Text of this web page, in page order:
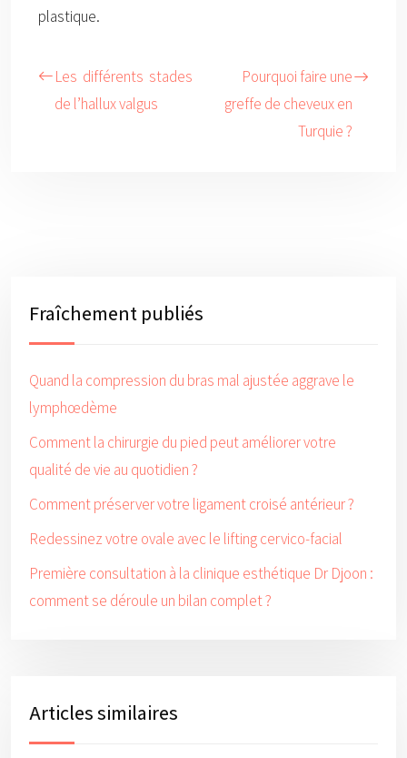
plastique.
Les différents stades
de l’hallux valgus
Pourquoi faire une
greffe de cheveux en
Turquie ?
Fraîchement publiés
Quand la compression du bras mal ajustée aggrave le
lymphœdème
Comment la chirurgie du pied peut améliorer votre
qualité de vie au quotidien ?
Comment préserver votre ligament croisé antérieur ?
Redessinez votre ovale avec le lifting cervico-facial
Première consultation à la clinique esthétique Dr Djoon :
comment se déroule un bilan complet ?
Articles similaires